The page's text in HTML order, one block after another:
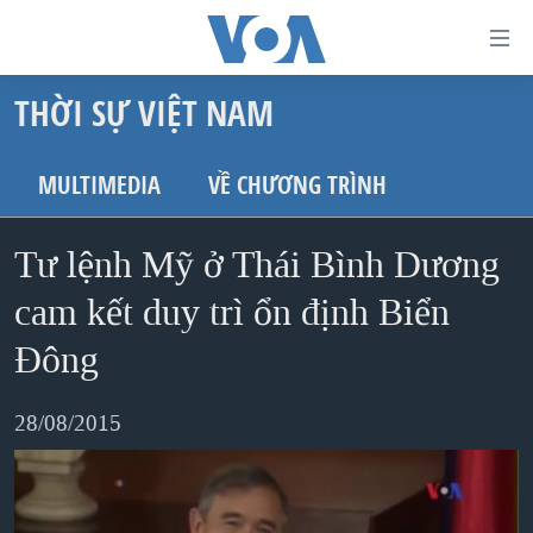
dẫn
truy
cập
dung
chính
Tới
hướng
chính
Đi
TRANG CHỦ
VIỆT NAM
HOA KỲ
BIỂN ĐÔNG
THẾ GIỚI
BLOG
DIỄN ĐÀN
MỤC
TỰ DO BÁO CHÍ
VẠCH TRẦN TIN GIẢ
CHUYÊN ĐỀ
CHIẾN TRANH THƯƠNG MẠI CỦA MỸ: QUÁ KHỨ VÀ HIỆN
HỌC TIẾNG ANH
THỜI SỰ VIỆT NAM
MULTIMEDIA VỀ CHƯƠNG TRÌNH
Tư lệnh Mỹ ở Thái Bình Dương
cam kết duy trì ổn định Biển
Đông
28/08/2015